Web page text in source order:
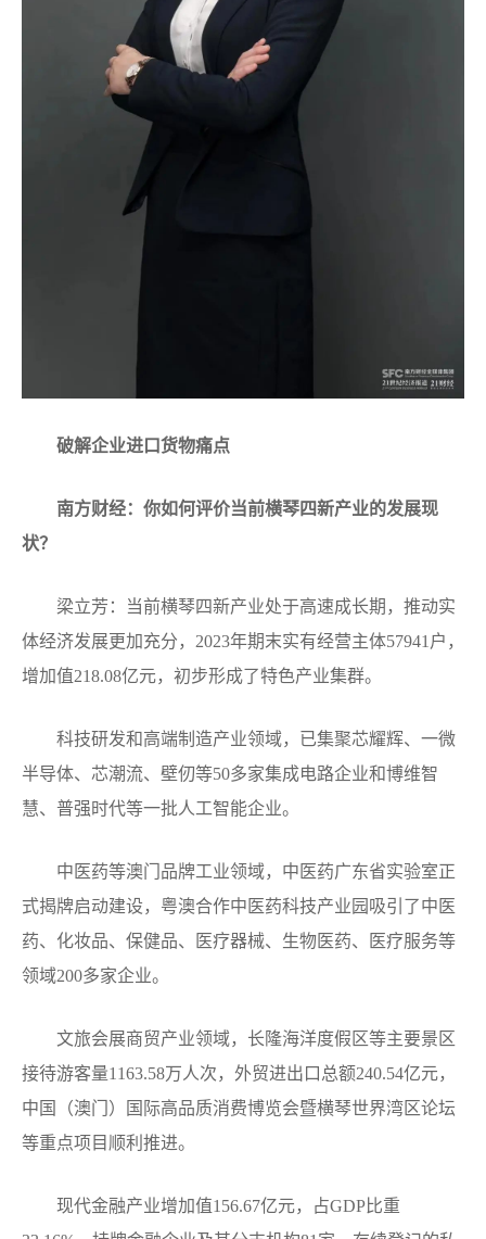
破解企业进口货物痛点
南方财经：你如何评价当前横琴四新产业的发展现
状？
梁立芳：当前横琴四新产业处于高速成长期，推动实
体经济发展更加充分，2023年期末实有经营主体57941户，
增加值218.08亿元，初步形成了特色产业集群。
科技研发和高端制造产业领域，已集聚芯耀辉、一微
半导体、芯潮流、壁仞等50多家集成电路企业和博维智
慧、普强时代等一批人工智能企业。
中医药等澳门品牌工业领域，中医药广东省实验室正
式揭牌启动建设，粤澳合作中医药科技产业园吸引了中医
药、化妆品、保健品、医疗器械、生物医药、医疗服务等
领域200多家企业。
文旅会展商贸产业领域，长隆海洋度假区等主要景区
接待游客量1163.58万人次，外贸进出口总额240.54亿元，
中国（澳门）国际高品质消费博览会暨横琴世界湾区论坛
等重点项目顺利推进。
现代金融产业增加值156.67亿元，占GDP比重